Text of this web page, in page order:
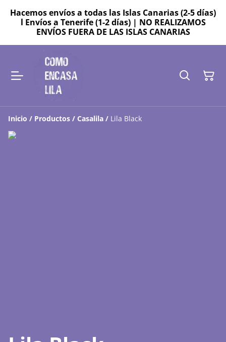
Hacemos envíos a todas las Islas Canarias (2-5 días)
l Envíos a Tenerife (1-2 días) | NO REALIZAMOS
ENVÍOS FUERA DE LAS ISLAS CANARIAS
Inicio / Productos / Casalila / Lila Black